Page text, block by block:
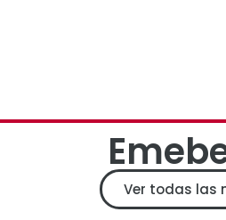
Ver todas las